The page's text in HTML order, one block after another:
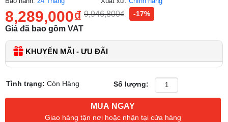
8,289,000₫ 9,946,800₫ -17%
Giá đã bao gồm VAT
KHUYẾN MÃI - ƯU ĐÃI
Tình trạng:Còn Hàng Số lượng:
MUA NGAY
Giao hàng tận nơi hoặc nhận tại cửa hàng